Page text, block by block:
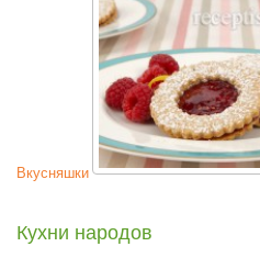
Вкусняшки
Кухни народов